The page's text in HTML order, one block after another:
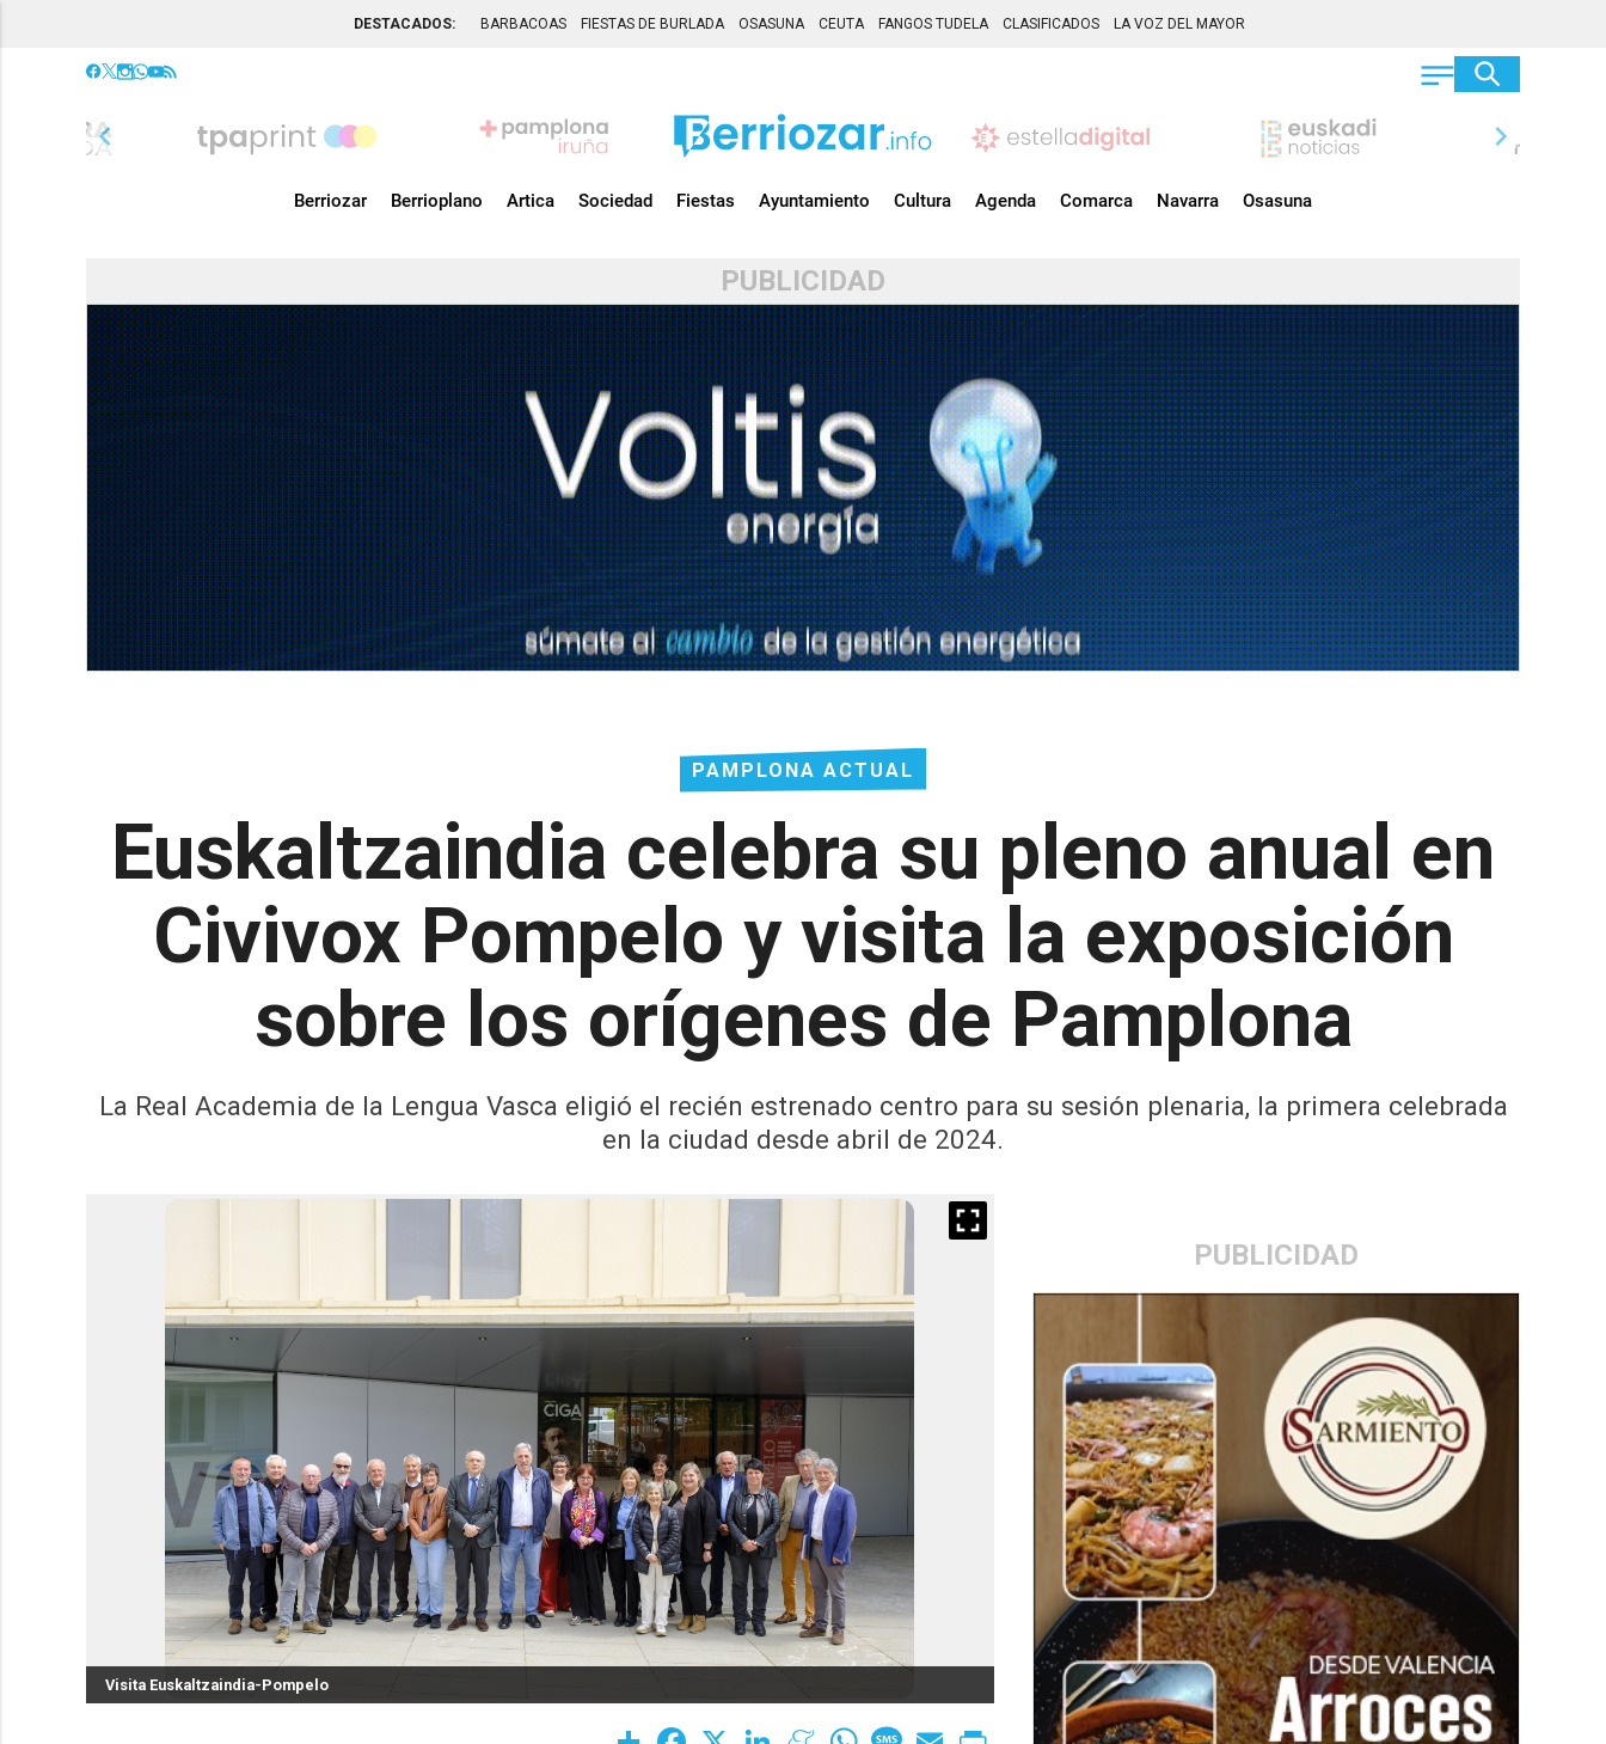
DESTACADOS: BARBACOAS FIESTAS DE BURLADA OSASUNA CEUTA FANGOS TUDELA CLASIFICADOS LA VOZ DEL MAYOR
chevron_left chevron_right
Berriozar Berrioplano Artica Sociedad Fiestas Ayuntamiento Cultura Agenda Comarca Navarra Osasuna
PUBLICIDAD
PAMPLONA ACTUAL
Euskaltzaindia celebra su pleno anual en
Civivox Pompelo y visita la exposición
sobre los orígenes de Pamplona
La Real Academia de la Lengua Vasca eligió el recién estrenado centro para su sesión plenaria, la primera celebrada
en la ciudad desde abril de 2024.
PUBLICIDAD
Visita Euskaltzaindia-Pompelo Visita Euskaltzaindia-Pompelo
Share Facebook LinkedInMeneameWhatsAppMessage
Email